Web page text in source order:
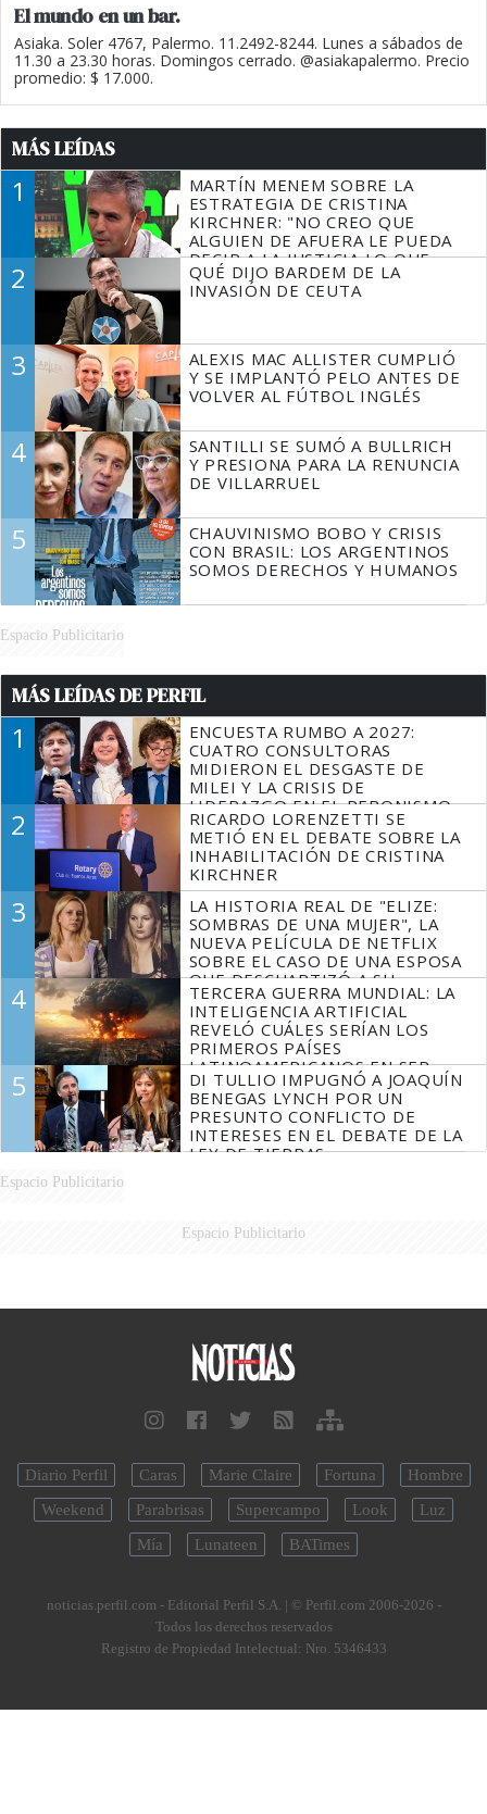
El mundo en un bar.
Asiaka. Soler 4767, Palermo. 11.2492-8244. Lunes a sábados de
11.30 a 23.30 horas. Domingos cerrado. @asiakapalermo. Precio
promedio: $ 17.000.
MÁS LEÍDAS
1
MARTÍN MENEM SOBRE LA
ESTRATEGIA DE CRISTINA
KIRCHNER: "NO CREO QUE
ALGUIEN DE AFUERA LE PUEDA
DECIR A LA JUSTICIA LO QUE
TIENE QUE HACER"
2
QUÉ DIJO BARDEM DE LA
INVASIÓN DE CEUTA
3
ALEXIS MAC ALLISTER CUMPLIÓ
Y SE IMPLANTÓ PELO ANTES DE
VOLVER AL FÚTBOL INGLÉS
4
SANTILLI SE SUMÓ A BULLRICH
Y PRESIONA PARA LA RENUNCIA
DE VILLARRUEL
5
CHAUVINISMO BOBO Y CRISIS
CON BRASIL: LOS ARGENTINOS
SOMOS DERECHOS Y HUMANOS
Espacio Publicitario
MÁS LEÍDAS DE PERFIL
1
ENCUESTA RUMBO A 2027:
CUATRO CONSULTORAS
MIDIERON EL DESGASTE DE
MILEI Y LA CRISIS DE
LIDERAZGO EN EL PERONISMO
2
RICARDO LORENZETTI SE
METIÓ EN EL DEBATE SOBRE LA
INHABILITACIÓN DE CRISTINA
KIRCHNER
3
LA HISTORIA REAL DE "ELIZE:
SOMBRAS DE UNA MUJER", LA
NUEVA PELÍCULA DE NETFLIX
SOBRE EL CASO DE UNA ESPOSA
QUE DESCUARTIZÓ A SU
MARIDO
4
TERCERA GUERRA MUNDIAL: LA
INTELIGENCIA ARTIFICIAL
REVELÓ CUÁLES SERÍAN LOS
PRIMEROS PAÍSES
LATINOAMERICANOS EN SER
DERROTADOS
5
DI TULLIO IMPUGNÓ A JOAQUÍN
BENEGAS LYNCH POR UN
PRESUNTO CONFLICTO DE
INTERESES EN EL DEBATE DE LA
LEY DE TIERRAS
Espacio Publicitario
Espacio Publicitario
Diario Perfil Caras Marie Claire Fortuna
Hombre
Weekend
Parabrisas Supercampo Look
Luz
Mía
Lunateen BATimes
noticias.perfil.com - Editorial Perfil S.A. | © Perfil.com 2006-2026 -
Todos los derechos reservados
Registro de Propiedad Intelectual: Nro. 5346433